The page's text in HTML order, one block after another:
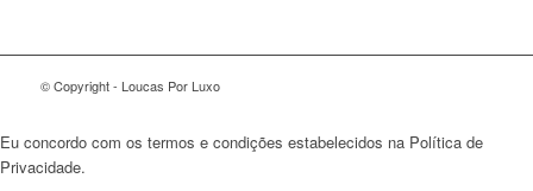
© Copyright - Loucas Por Luxo
Eu concordo com os termos e condições estabelecidos na Política de
Privacidade.